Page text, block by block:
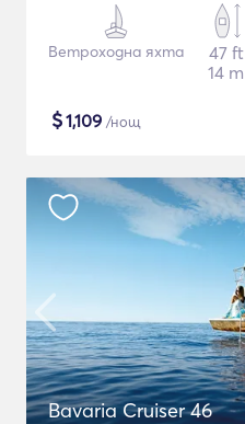
Ветроходна яхта
47 ft
14 m
$1,109 /нощ
Bavaria Cruiser 46